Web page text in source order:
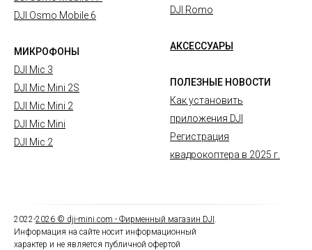
DJI Osmo Mobile 6
МИКРОФОНЫ
DJI Mic 3
DJI Mic Mini 2S
DJI Mic Mini 2
DJI Mic Mini
DJI Mic 2
DJI Romo
АКСЕССУАРЫ
ПОЛЕЗНЫЕ НОВОСТИ
Как установить
приложения DJI
Регистрация
квадрокоптера в 2025 г.
2022-2026 © dji-mini.com - Фирменный магазин DJI .
Информация на сайте носит информационный
характер и не является публичной офертой